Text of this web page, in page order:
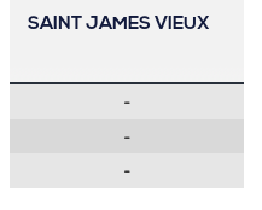
SAINT JAMES VIEUX
-
-
-